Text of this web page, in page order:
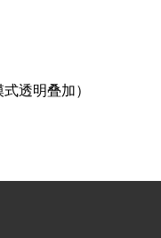
透明叠加）